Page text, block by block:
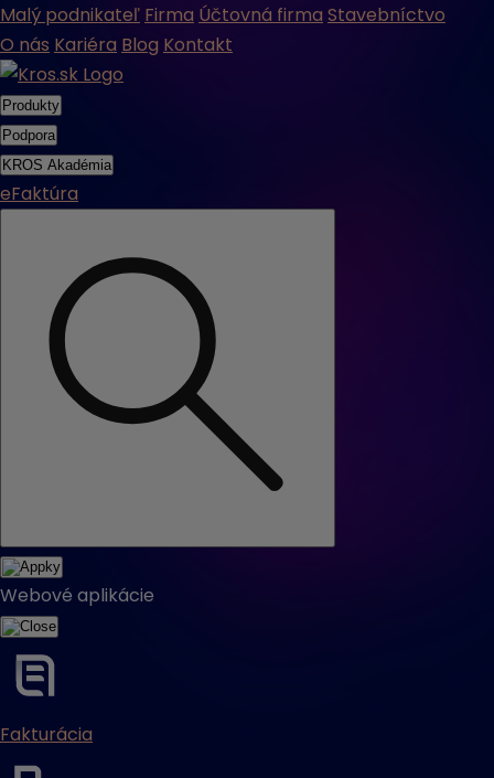
Malý podnikateľ Firma Účtovná firma Stavebníctvo
O nás Kariéra Blog Kontakt
Produkty
Podpora
KROS Akadémia
eFaktúra
Webové aplikácie
Fakturácia